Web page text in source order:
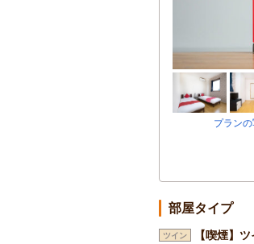
プラン
部屋タイプ
ツイン 【喫煙】